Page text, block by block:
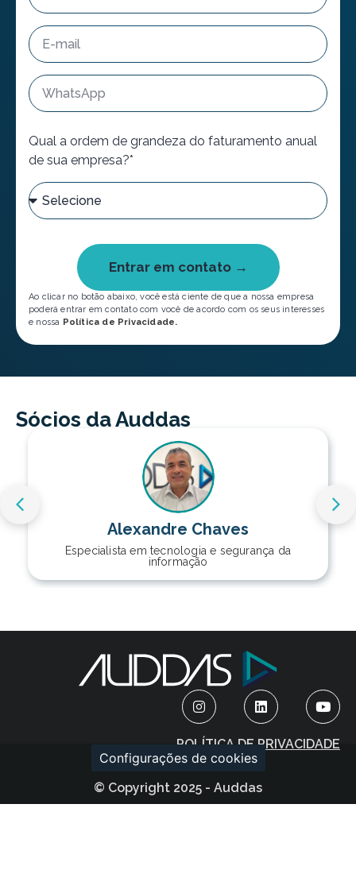
Qual a ordem de grandeza do faturamento anual
de sua empresa?*
Entrar em contato →
Ao clicar no botão abaixo, você está ciente de que a nossa empresa
poderá entrar em contato com você de acordo com os seus interesses
e nossa Política de Privacidade.
Sócios da Auddas
Alexandre Chaves
Especialista em tecnologia e segurança da
informação
© Copyright 2025 - Auddas
POLÍTICA DE PRIVACIDADE
Configurações de cookies